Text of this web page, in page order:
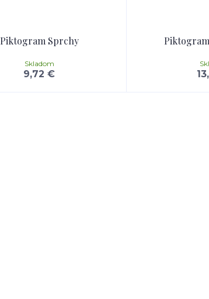
Piktogram Sprchy
9,72 €
Skladom
Piktogram